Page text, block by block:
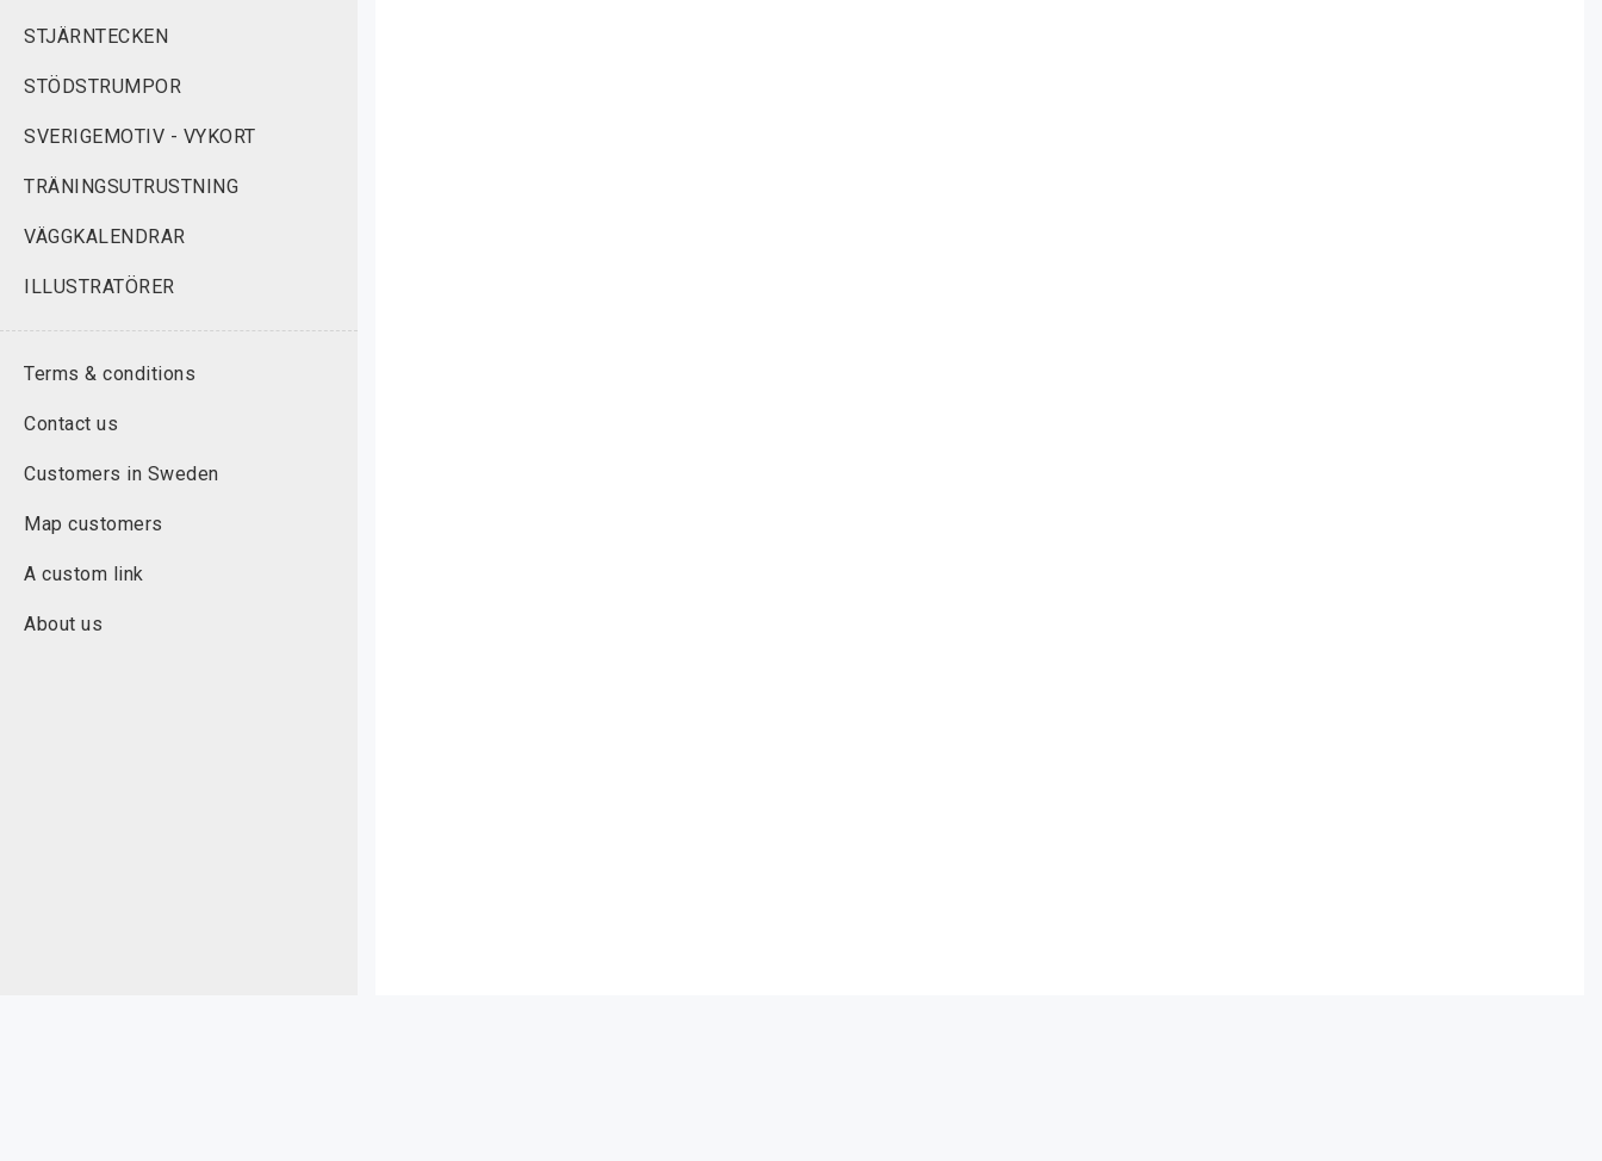
STJÄRNTECKEN
STÖDSTRUMPOR
SVERIGEMOTIV - VYKORT
TRÄNINGSUTRUSTNING
VÄGGKALENDRAR
ILLUSTRATÖRER
Terms & conditions
Contact us
Customers in Sweden
Map customers
A custom link
About us